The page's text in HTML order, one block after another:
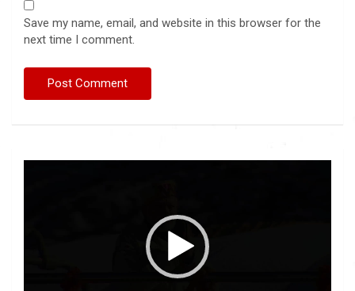
Save my name, email, and website in this browser for the
next time I comment.